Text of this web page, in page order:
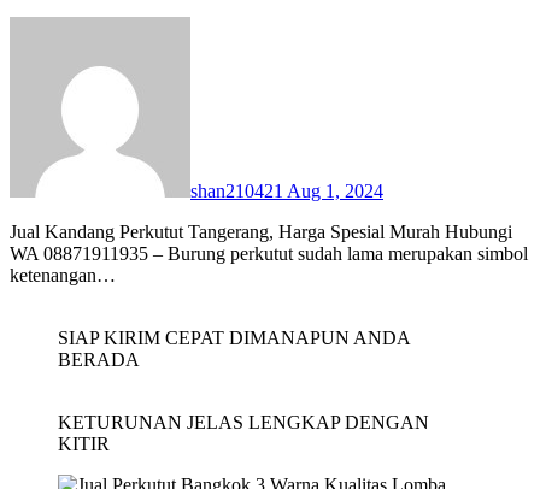
shan210421 Aug 1, 2024
Jual Kandang Perkutut Tangerang, Harga Spesial Murah Hubungi
WA 08871911935 – Burung perkutut sudah lama merupakan simbol
ketenangan…
SIAP KIRIM CEPAT DIMANAPUN ANDA
BERADA
KETURUNAN JELAS LENGKAP DENGAN
KITIR